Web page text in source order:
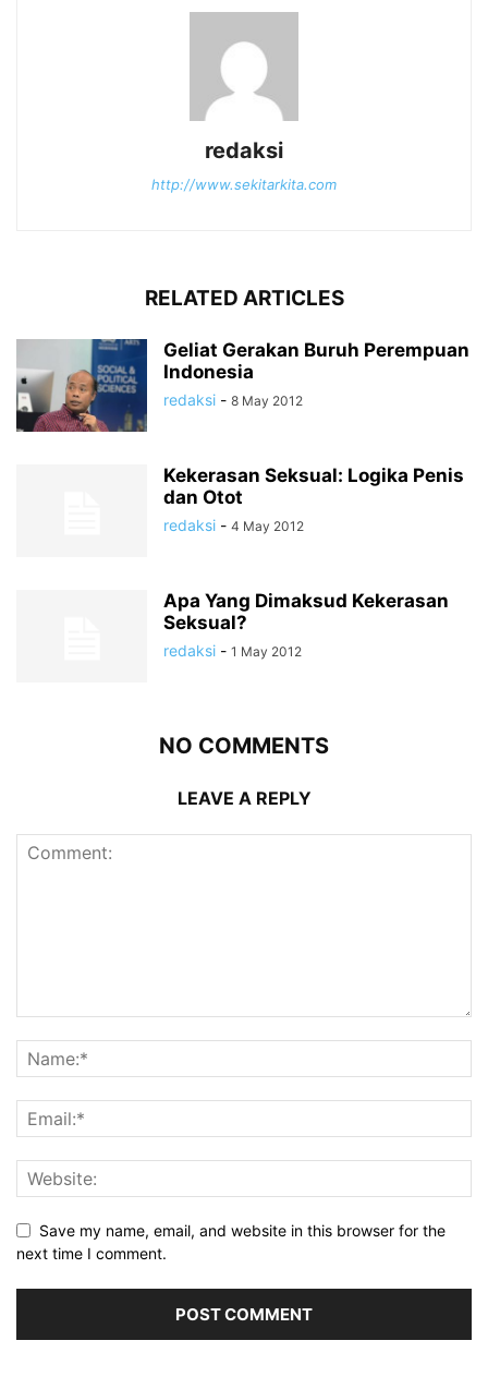
redaksi
http://www.sekitarkita.com
RELATED ARTICLES
Geliat Gerakan Buruh Perempuan
Indonesia
redaksi - 8 May 2012
Kekerasan Seksual: Logika Penis
dan Otot
redaksi - 4 May 2012
Apa Yang Dimaksud Kekerasan
Seksual?
redaksi - 1 May 2012
NO COMMENTS
LEAVE A REPLY
Save my name, email, and website in this browser for the
next time I comment.